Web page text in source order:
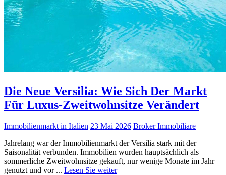
Die Neue Versilia: Wie Sich Der Markt
Für Luxus-Zweitwohnsitze Verändert
Immobilienmarkt in Italien 23 Mai 2026 Broker Immobiliare
Jahrelang war der Immobilienmarkt der Versilia stark mit der
Saisonalität verbunden. Immobilien wurden hauptsächlich als
sommerliche Zweitwohnsitze gekauft, nur wenige Monate im Jahr
genutzt und vor ... Lesen Sie weiter